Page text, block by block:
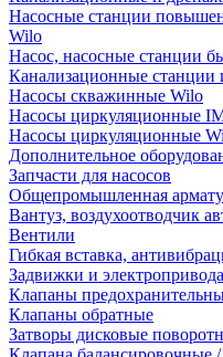
Насосные станции
Wilo
Насос, насосные станции
Канализационные станции
Насосы скважинные Wilo
Насосы циркуляционные
Насосы циркуляционные
Дополнительное
Запчасти для насосов
Общепромышленная
Вантуз, воздухоотводчик
Вентили
Гибкая вставка,
Задвижки и
Клапаны
Клапаны обратные
Затворы дисковые